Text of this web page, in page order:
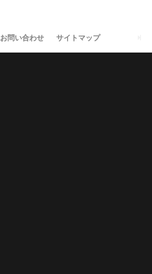
お問い合わせ サイトマップ